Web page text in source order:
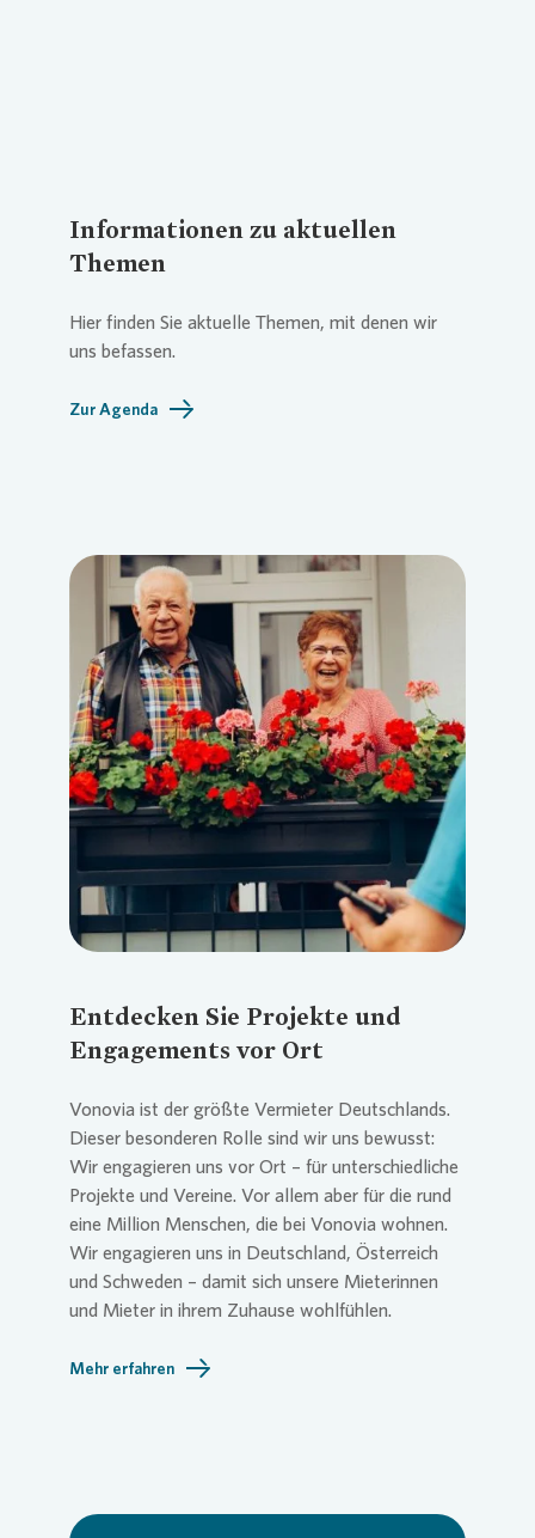
Informationen zu aktuellen
Themen
Hier finden Sie aktuelle Themen, mit denen wir
uns befassen.
Zur Agenda
Loading...
Entdecken Sie Projekte und
Engagements vor Ort
Vonovia ist der größte Vermieter Deutschlands.
Dieser besonderen Rolle sind wir uns bewusst:
Wir engagieren uns vor Ort – für unterschiedliche
Projekte und Vereine. Vor allem aber für die rund
eine Million Menschen, die bei Vonovia wohnen.
Wir engagieren uns in Deutschland, Österreich
und Schweden – damit sich unsere Mieterinnen
und Mieter in ihrem Zuhause wohlfühlen.
Mehr erfahren